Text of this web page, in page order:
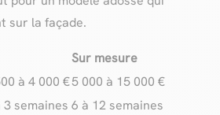
sur la façade.
Sur mesure
à 4 000 €5 000 à 15 000 €
3 semaines 6 à 12 semaines